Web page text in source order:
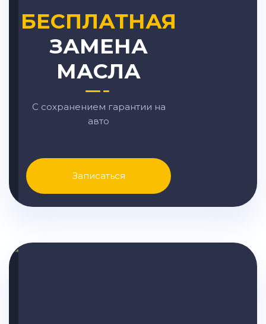
БЕСПЛАТНАЯ
ЗАМЕНА
МАСЛА
С сохранением гарантии на
авто
Записаться